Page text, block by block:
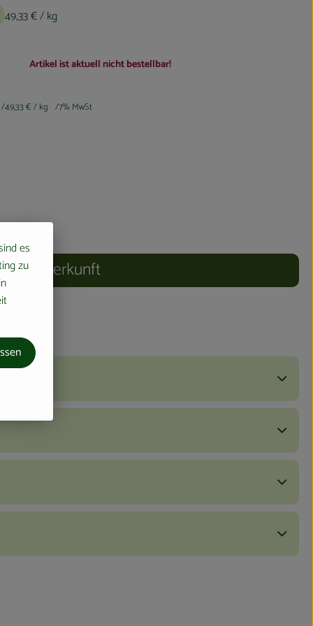
49,33 €/ kg
Artikel ist aktuell nicht bestellbar!
49,33 €/ kg 7% MwSt
Herkunft
es
zu